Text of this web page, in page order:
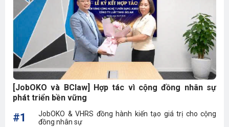
[JobOKO và BClaw] Hợp tác vì cộng đồng nhân sự
phát triển bền vững
#1
JobOKO & VHRS đồng hành kiến tạo giá trị cho cộng
đồng nhân sự